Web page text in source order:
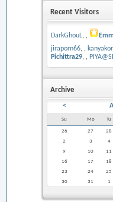
Recent Visitors
DarkGhouL,
jiraporn66,
Pichittra29,
Archive
<
Su Mo Tu
26 27 28
2
3 4
9
10 11
16
17 18
23
24 25
30
31 1